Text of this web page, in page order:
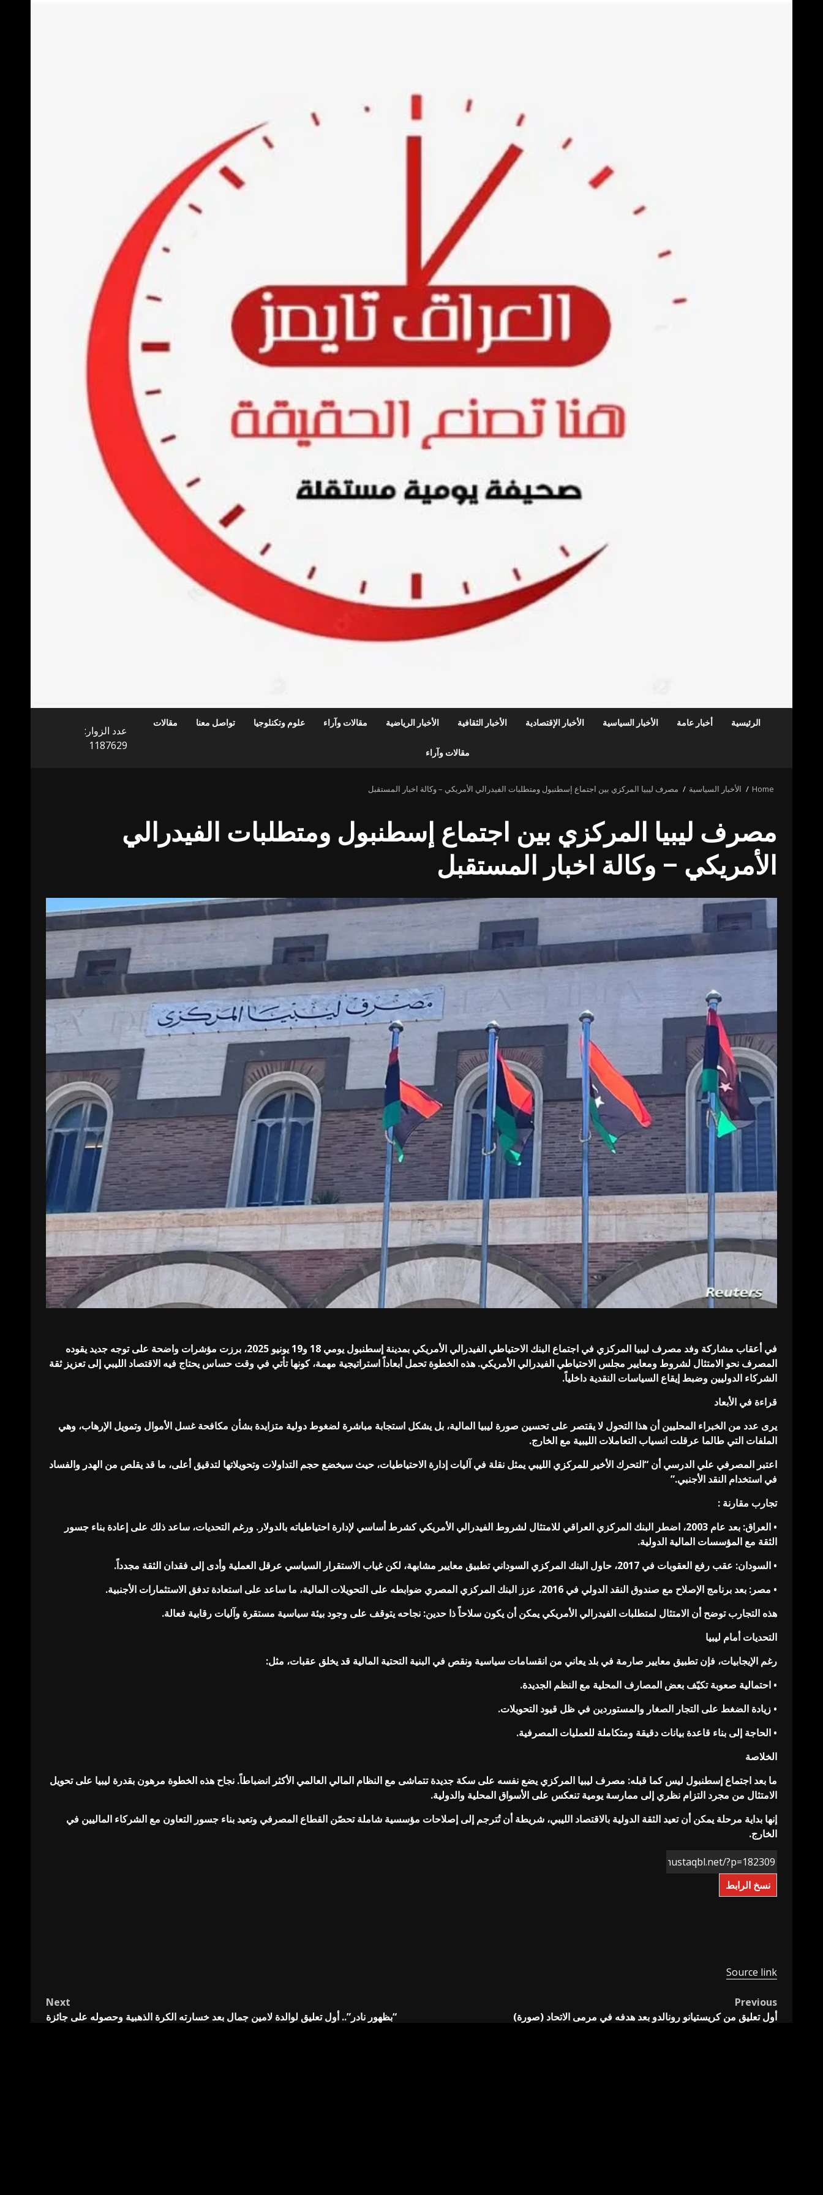
الرئيسية أخبار عامة الأخبار السياسية الأخبار الإقتصادية الأخبار الثقافية الأخبار الرياضية مقالات وآراء علوم وتكنلوجيا تواصل معنا مقالات
مقالات وآراء
عدد الزوار:
1187629
Home الأخبار السياسية مصرف ليبيا المركزي بين اجتماع إسطنبول ومتطلبات الفيدرالي الأمريكي – وكالة اخبار المستقبل
مصرف ليبيا المركزي بين اجتماع إسطنبول ومتطلبات الفيدرالي
الأمريكي – وكالة اخبار المستقبل
في أعقاب مشاركة وفد مصرف ليبيا المركزي في اجتماع البنك الاحتياطي الفيدرالي الأمريكي بمدينة إسطنبول يومي 18 و19 يونيو 2025، برزت مؤشرات واضحة على توجه جديد يقوده
المصرف نحو الامتثال لشروط ومعايير مجلس الاحتياطي الفيدرالي الأمريكي. هذه الخطوة تحمل أبعاداً استراتيجية مهمة، كونها تأتي في وقت حساس يحتاج فيه الاقتصاد الليبي إلى تعزيز ثقة
الشركاء الدوليين وضبط إيقاع السياسات النقدية داخلياً.
قراءة في الأبعاد
يرى عدد من الخبراء المحليين أن هذا التحول لا يقتصر على تحسين صورة ليبيا المالية، بل يشكل استجابة مباشرة لضغوط دولية متزايدة بشأن مكافحة غسل الأموال وتمويل الإرهاب، وهي
الملفات التي طالما عرقلت انسياب التعاملات الليبية مع الخارج.
اعتبر المصرفي علي الدرسي أن “التحرك الأخير للمركزي الليبي يمثل نقلة في آليات إدارة الاحتياطيات، حيث سيخضع حجم التداولات وتحويلاتها لتدقيق أعلى، ما قد يقلص من الهدر والفساد
في استخدام النقد الأجنبي.”
تجارب مقارنة :
• العراق: بعد عام 2003، اضطر البنك المركزي العراقي للامتثال لشروط الفيدرالي الأمريكي كشرط أساسي لإدارة احتياطياته بالدولار. ورغم التحديات، ساعد ذلك على إعادة بناء جسور
الثقة مع المؤسسات المالية الدولية.
• السودان: عقب رفع العقوبات في 2017، حاول البنك المركزي السوداني تطبيق معايير مشابهة، لكن غياب الاستقرار السياسي عرقل العملية وأدى إلى فقدان الثقة مجدداً.
• مصر: بعد برنامج الإصلاح مع صندوق النقد الدولي في 2016، عزز البنك المركزي المصري ضوابطه على التحويلات المالية، ما ساعد على استعادة تدفق الاستثمارات الأجنبية.
هذه التجارب توضح أن الامتثال لمتطلبات الفيدرالي الأمريكي يمكن أن يكون سلاحاً ذا حدين: نجاحه يتوقف على وجود بيئة سياسية مستقرة وآليات رقابية فعالة.
التحديات أمام ليبيا
رغم الإيجابيات، فإن تطبيق معايير صارمة في بلد يعاني من انقسامات سياسية ونقص في البنية التحتية المالية قد يخلق عقبات، مثل:
• احتمالية صعوبة تكيّف بعض المصارف المحلية مع النظم الجديدة.
• زيادة الضغط على التجار الصغار والمستوردين في ظل قيود التحويلات.
• الحاجة إلى بناء قاعدة بيانات دقيقة ومتكاملة للعمليات المصرفية.
الخلاصة
ما بعد اجتماع إسطنبول ليس كما قبله: مصرف ليبيا المركزي يضع نفسه على سكة جديدة تتماشى مع النظام المالي العالمي الأكثر انضباطاً. نجاح هذه الخطوة مرهون بقدرة ليبيا على تحويل
الامتثال من مجرد التزام نظري إلى ممارسة يومية تنعكس على الأسواق المحلية والدولية.
إنها بداية مرحلة يمكن أن تعيد الثقة الدولية بالاقتصاد الليبي، شريطة أن تُترجم إلى إصلاحات مؤسسية شاملة تحصّن القطاع المصرفي وتعيد بناء جسور التعاون مع الشركاء الماليين في
الخارج.
نسخ الرابط
Source link
Post
navigation
Previous
أول تعليق من كريستيانو رونالدو بعد هدفه في مرمى الاتحاد (صورة)
Next
“بظهور نادر”.. أول تعليق لوالدة لامين جمال بعد خسارته الكرة الذهبية وحصوله على جائزة